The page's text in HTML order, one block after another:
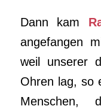
Dann kam
angefangen
weil unserer
Ohren lag, so
Menschen,